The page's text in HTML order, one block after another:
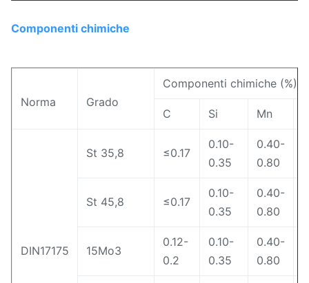
Componenti chimiche
Norma Grado
Componenti chimiche (%)
C Si Mn
DIN17175
St 35,8 ≤0.17
0.10-
0.35
0.40-
0.80
St 45,8 ≤0.17
0.10-
0.35
0.40-
0.80
15Mo3
0.12-
0.2
0.10-
0.35
0.40-
0.80